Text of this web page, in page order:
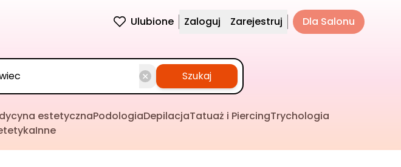
Ulubione Zaloguj Zarejestruj Dla Salonu
Szukaj
estetycznaPodologiaDepilacjaTatuaż i PiercingTrychologia
Inne